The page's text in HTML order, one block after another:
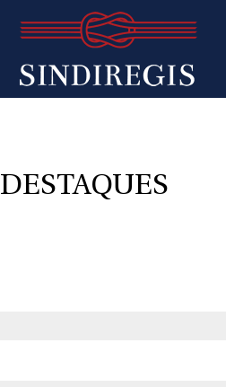
DESTAQUES